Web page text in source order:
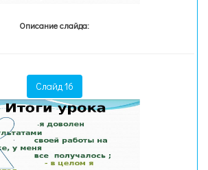
Описание слайда:
Слайд 16